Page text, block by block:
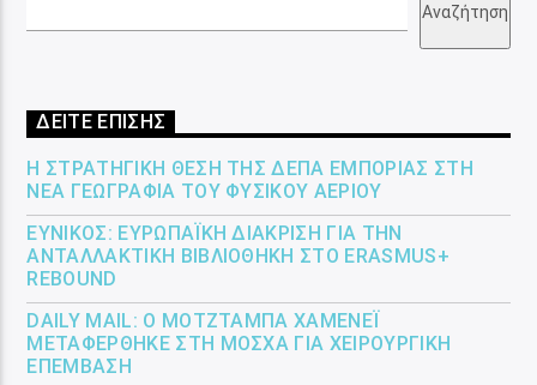
Αναζήτηση
ΔΕΙΤΕ ΕΠΙΣΗΣ
Η ΣΤΡΑΤΗΓΙΚΉ ΘΈΣΗ ΤΗΣ ΔΕΠΑ ΕΜΠΟΡΊΑΣ ΣΤΗ
ΝΈΑ ΓΕΩΓΡΑΦΊΑ ΤΟΥ ΦΥΣΙΚΟΎ ΑΕΡΊΟΥ
ΕΎΝΙΚΟΣ: ΕΥΡΩΠΑΪΚΉ ΔΙΆΚΡΙΣΗ ΓΙΑ ΤΗΝ
ΑΝΤΑΛΛΑΚΤΙΚΉ ΒΙΒΛΙΟΘΉΚΗ ΣΤΟ ERASMUS+
REBOUND
DAILY MAIL: Ο ΜΟΤΖΤΆΜΠΑ ΧΑΜΕΝΕΪ́
ΜΕΤΑΦΈΡΘΗΚΕ ΣΤΗ ΜΌΣΧΑ ΓΙΑ ΧΕΙΡΟΥΡΓΙΚΉ
ΕΠΈΜΒΑΣΗ